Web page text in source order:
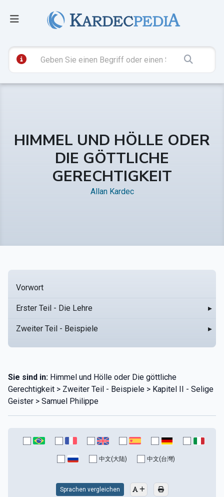
HIMMEL UND HÖLLE ODER
DIE GÖTTLICHE
GERECHTIGKEIT
Allan Kardec
Vorwort
Erster Teil - Die Lehre ▸
Zweiter Teil - Beispiele ▸
Sie sind in: Himmel und Hölle oder Die göttliche
Gerechtigkeit > Zweiter Teil - Beispiele > Kapitel II - Selige
Geister > Samuel Philippe
中文(大陆) 中文(台灣)
Sprachen vergleichen